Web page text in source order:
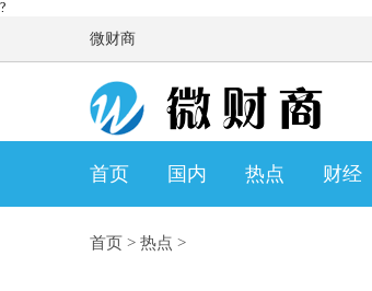
?
微财商
首页 国内 热点 财经
首页 > 热点 >